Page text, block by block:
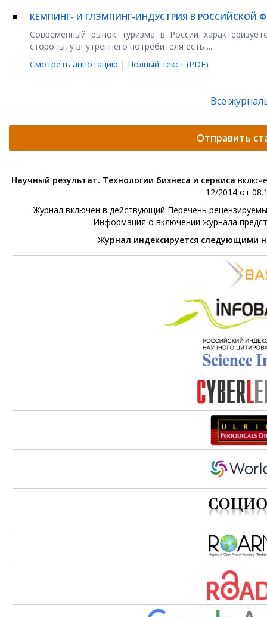
КЕМПИНГ- И ГЛЭМПИНГ-ИНДУСТРИЯ В РОССИЙСКОЙ
Современный рынок туризма в России
стороны, у внутреннего потребителя есть ...
Смотреть аннотацию | Полный текст (PDF)
Все
Отправить
Научный результат. Технологии бизнеса и сервиса
12/2014 от
Журнал включен в действующий Перечень
Информация о включении журнала
Журнал индексируется следующими